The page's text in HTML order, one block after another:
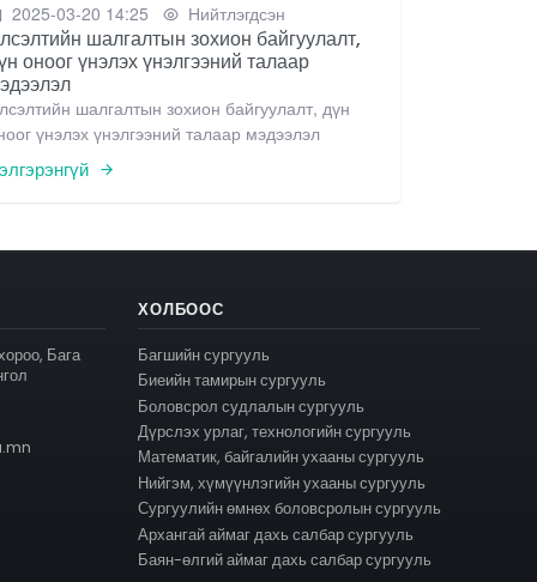
2025-03-20 14:25 Нийтлэгдсэн
шалгалтын зохион байгуулалт,
оноог үнэлэх үнэлгээний талаар
шалгалтын зохион байгуулалт, дүн
үнэлэх үнэлгээний талаар мэдээлэл
Бага
ХОЛБООС
Багшийн сургууль
Биеийн тамирын сургууль
Боловсрол судлалын сургууль
Дүрслэх урлаг, технологийн сургууль
Математик, байгалийн ухааны сургууль
Нийгэм, хүмүүнлэгийн ухааны сургууль
Сургуулийн өмнөх боловсролын сургууль
Архангай аймаг дахь салбар сургууль
Баян-өлгий аймаг дахь салбар сургууль